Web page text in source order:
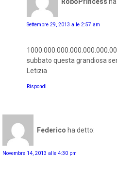
Settembre 29, 2013 alle 2:57 am
subbato questa grandiosa
Letizia
Rispondi
Federico ha detto:
Novembre 14, 2013 alle 4:30 pm